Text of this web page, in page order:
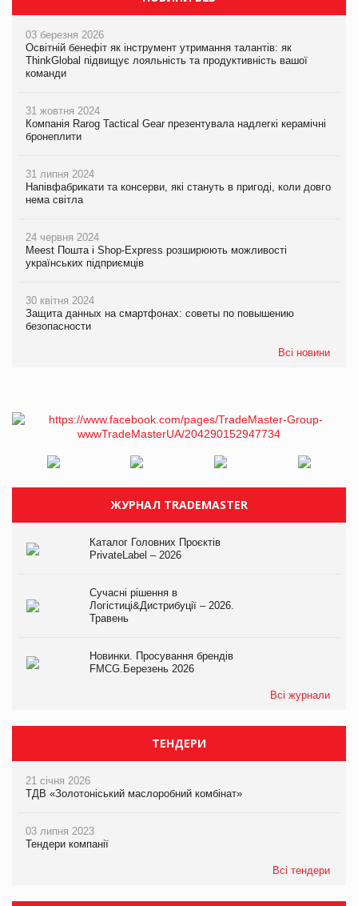
03 березня 2026
Освітній бенефіт як інструмент утримання талантів: як
ThinkGlobal підвищує лояльність та продуктивність вашої
команди
31 жовтня 2024
Компанія Rarog Tactical Gear презентувала надлегкі керамічні
бронеплити
31 липня 2024
Напівфабрикати та консерви, які стануть в пригоді, коли довго
нема світла
24 червня 2024
Meest Пошта і Shop-Express розширюють можливості
українських підприємців
30 квітня 2024
Защита данных на смартфонах: советы по повышению
безопасности
Всі новини
ЖУРНАЛ TRADEMASTER
Каталог Головних Проєктів
PrivateLabel – 2026
Сучасні рішення в
Логістиці&Дистрибуції – 2026.
Травень
Новинки. Просування брендів
FMCG.Березень 2026
Всі журнали
ТЕНДЕРИ
21 січня 2026
ТДВ «Золотоніський маслоробний комбінат»
03 липня 2023
Тендери компанії
Всі тендери